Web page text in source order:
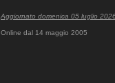
Aggiornato domenica 05 luglio
Online dal 14 maggio 2005